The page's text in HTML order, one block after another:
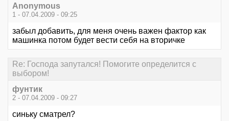
Anonymous
1 - 07.04.2009 - 09:25
забыл добавить, для меня очень важен фактор как
машинка потом будет вести себя на вторичке
Re: Господа запутался! Помогите определится с
выбором!
фунтик
2 - 07.04.2009 - 09:27
синьку сматрел?